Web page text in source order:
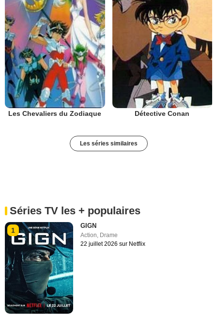
Les Chevaliers du Zodiaque Détective Conan
Les séries similaires
Séries TV les + populaires
1
GIGN
Action, Drame
22 juillet 2026 sur Netflix